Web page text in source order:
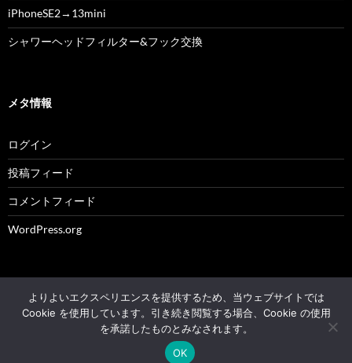
iPhoneSE2→13mini
シャワーヘッドフィルター&フック交換
メタ情報
ログイン
投稿フィード
コメントフィード
WordPress.org
© 2004 - 2026 NK's weblog All rights reserved.
よりよいエクスペリエンスを提供するため、当ウェブサイトでは
Cookie を使用しています。引き続き閲覧する場合、Cookie の使用
を承諾したものとみなされます。
OK